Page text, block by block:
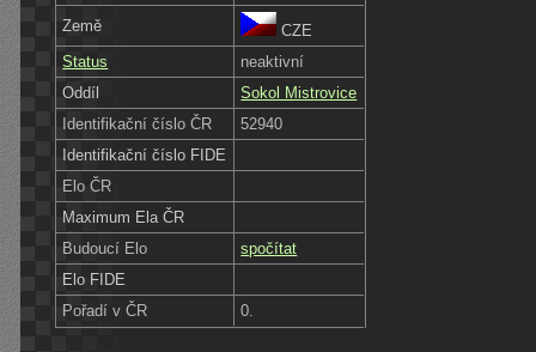
Země
CZE
Status
neaktivní
Oddíl
Sokol Mistrovice
Identifikační číslo ČR
52940
Identifikační číslo FIDE
Elo ČR
Maximum Ela ČR
Budoucí Elo
spočítat
Elo FIDE
Pořadí v ČR
0.